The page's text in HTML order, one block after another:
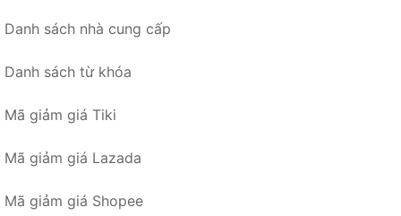
Danh sách nhà cung cấp
Danh sách từ khóa
Mã giảm giá Tiki
Mã giảm giá Lazada
Mã giảm giá Shopee